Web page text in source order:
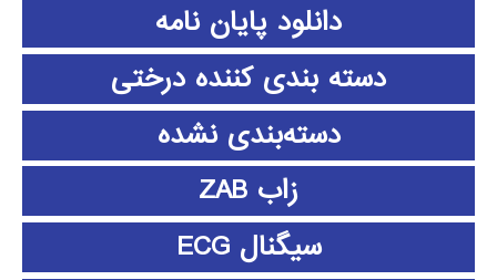
دانلود پايان نامه
دسته بندی کننده درختی
دسته‌بندی نشده
زاب ZAB
سیگنال ECG